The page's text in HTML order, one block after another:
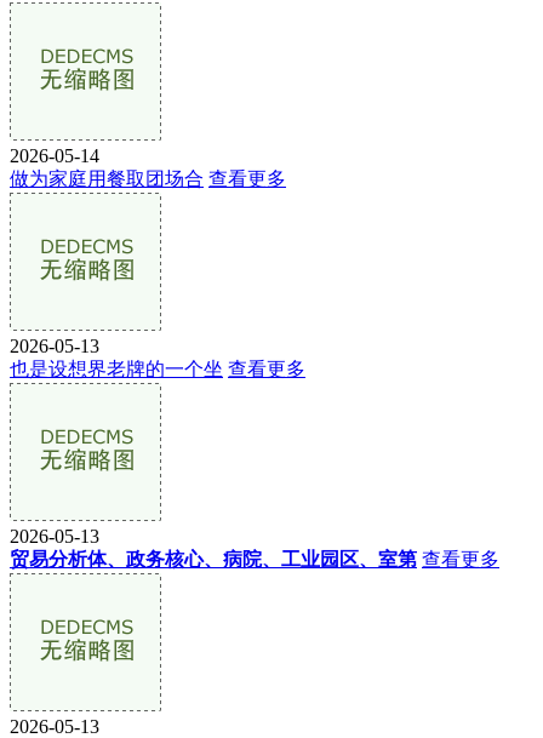
2026-05-14
做为家庭用餐取团场合 查看更多
2026-05-13
也是设想界老牌的一个坐 查看更多
2026-05-13
贸易分析体、政务核心、病院、工业园区、室第 查看更多
2026-05-13